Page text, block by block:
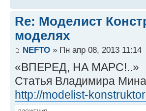
Re: Моделист
моделях
NEFTO » Пн апр 08, 2013 11:14
«ВПЕРЕД, НА МАРС!..»
Статья Владимира
http://modelist-